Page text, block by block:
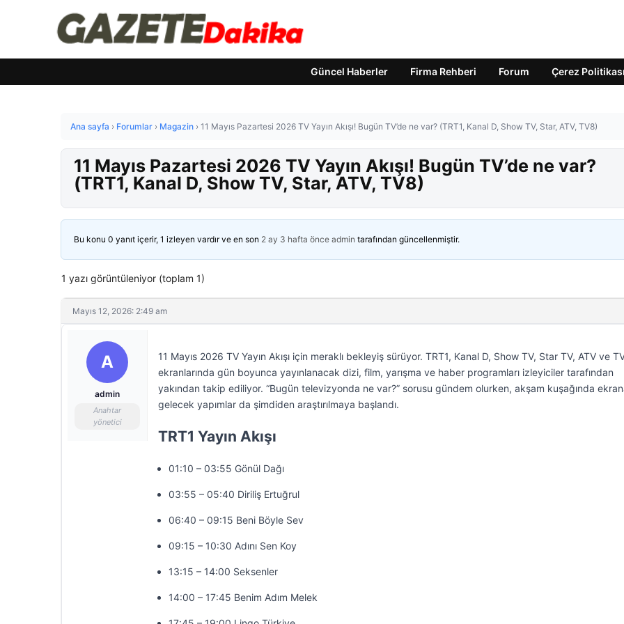
Güncel Haberler Firma Rehberi Forum Çerez Politikası
Ana sayfa › Forumlar › Magazin › 11 Mayıs Pazartesi 2026 TV Yayın Akışı! Bugün TV’de ne var? (TRT1, Kanal D, Show TV, Star, ATV, TV8)
11 Mayıs Pazartesi 2026 TV Yayın Akışı! Bugün TV’de ne var?
(TRT1, Kanal D, Show TV, Star, ATV, TV8)
Bu konu 0 yanıt içerir, 1 izleyen vardır ve en son 2 ay 3 hafta önce admin tarafından güncellenmiştir.
1 yazı görüntüleniyor (toplam 1)
Mayıs 12, 2026: 2:49 am
A
admin
Anahtar
yönetici
11 Mayıs 2026 TV Yayın Akışı için meraklı bekleyiş sürüyor. TRT1, Kanal D, Show TV, Star TV, ATV ve
ekranlarında gün boyunca yayınlanacak dizi, film, yarışma ve haber programları izleyiciler tarafından
yakından takip ediliyor. “Bugün televizyonda ne var?” sorusu gündem olurken, akşam kuşağında
gelecek yapımlar da şimdiden araştırılmaya başlandı.
TRT1 Yayın Akışı
01:10 – 03:55 Gönül Dağı
03:55 – 05:40 Diriliş Ertuğrul
06:40 – 09:15 Beni Böyle Sev
09:15 – 10:30 Adını Sen Koy
13:15 – 14:00 Seksenler
14:00 – 17:45 Benim Adım Melek